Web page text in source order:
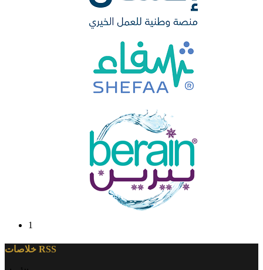
1
خلاصات RSS